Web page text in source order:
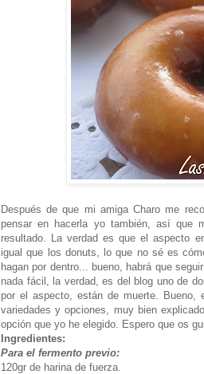
Después de que mi amiga Charo me
pensar en hacerla yo también, así
resultado. La verdad es que el aspecto
igual que los donuts, lo que no sé es
hagan por dentro... bueno, habrá que
nada fácil, la verdad, es del blog uno de
por el aspecto, están de muerte.
variedades y opciones, muy bien
opción que yo he elegido. Espero que os
Ingredientes:
Para el fermento previo:
120gr de harina de fuerza.